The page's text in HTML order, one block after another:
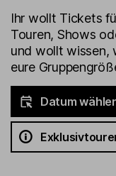
Ihr wollt Tickets
Touren, Shows
und wollt wissen,
eure
Datum